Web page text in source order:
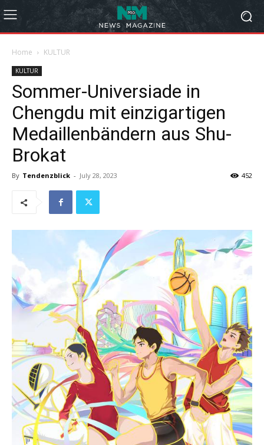
Home KULTUR
KULTUR
Sommer-Universiade in
Chengdu mit einzigartigen
Medaillenbändern aus Shu-
Brokat
By Tendenzblick - July 28, 2023 452